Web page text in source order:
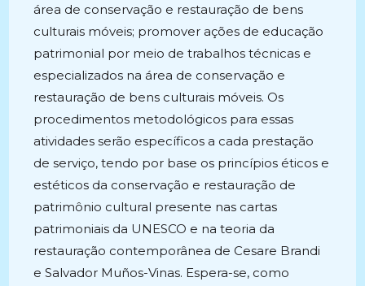
área de conservação e restauração de bens
culturais móveis; promover ações de educação
patrimonial por meio de trabalhos técnicas e
especializados na área de conservação e
restauração de bens culturais móveis. Os
procedimentos metodológicos para essas
atividades serão específicos a cada prestação
de serviço, tendo por base os princípios éticos e
estéticos da conservação e restauração de
patrimônio cultural presente nas cartas
patrimoniais da UNESCO e na teoria da
restauração contemporânea de Cesare Brandi
e Salvador Muños-Vinas. Espera-se, como